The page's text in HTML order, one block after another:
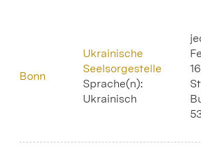
Bonn
Ukrainische
Seelsorgestelle
Sprache(n):
Ukrainisch